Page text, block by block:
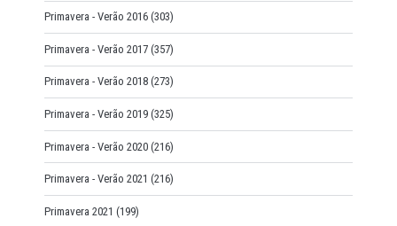
Primavera - Verão 2016 (303)
Primavera - Verão 2017 (357)
Primavera - Verão 2018 (273)
Primavera - Verão 2019 (325)
Primavera - Verão 2020 (216)
Primavera - Verão 2021 (216)
Primavera 2021 (199)